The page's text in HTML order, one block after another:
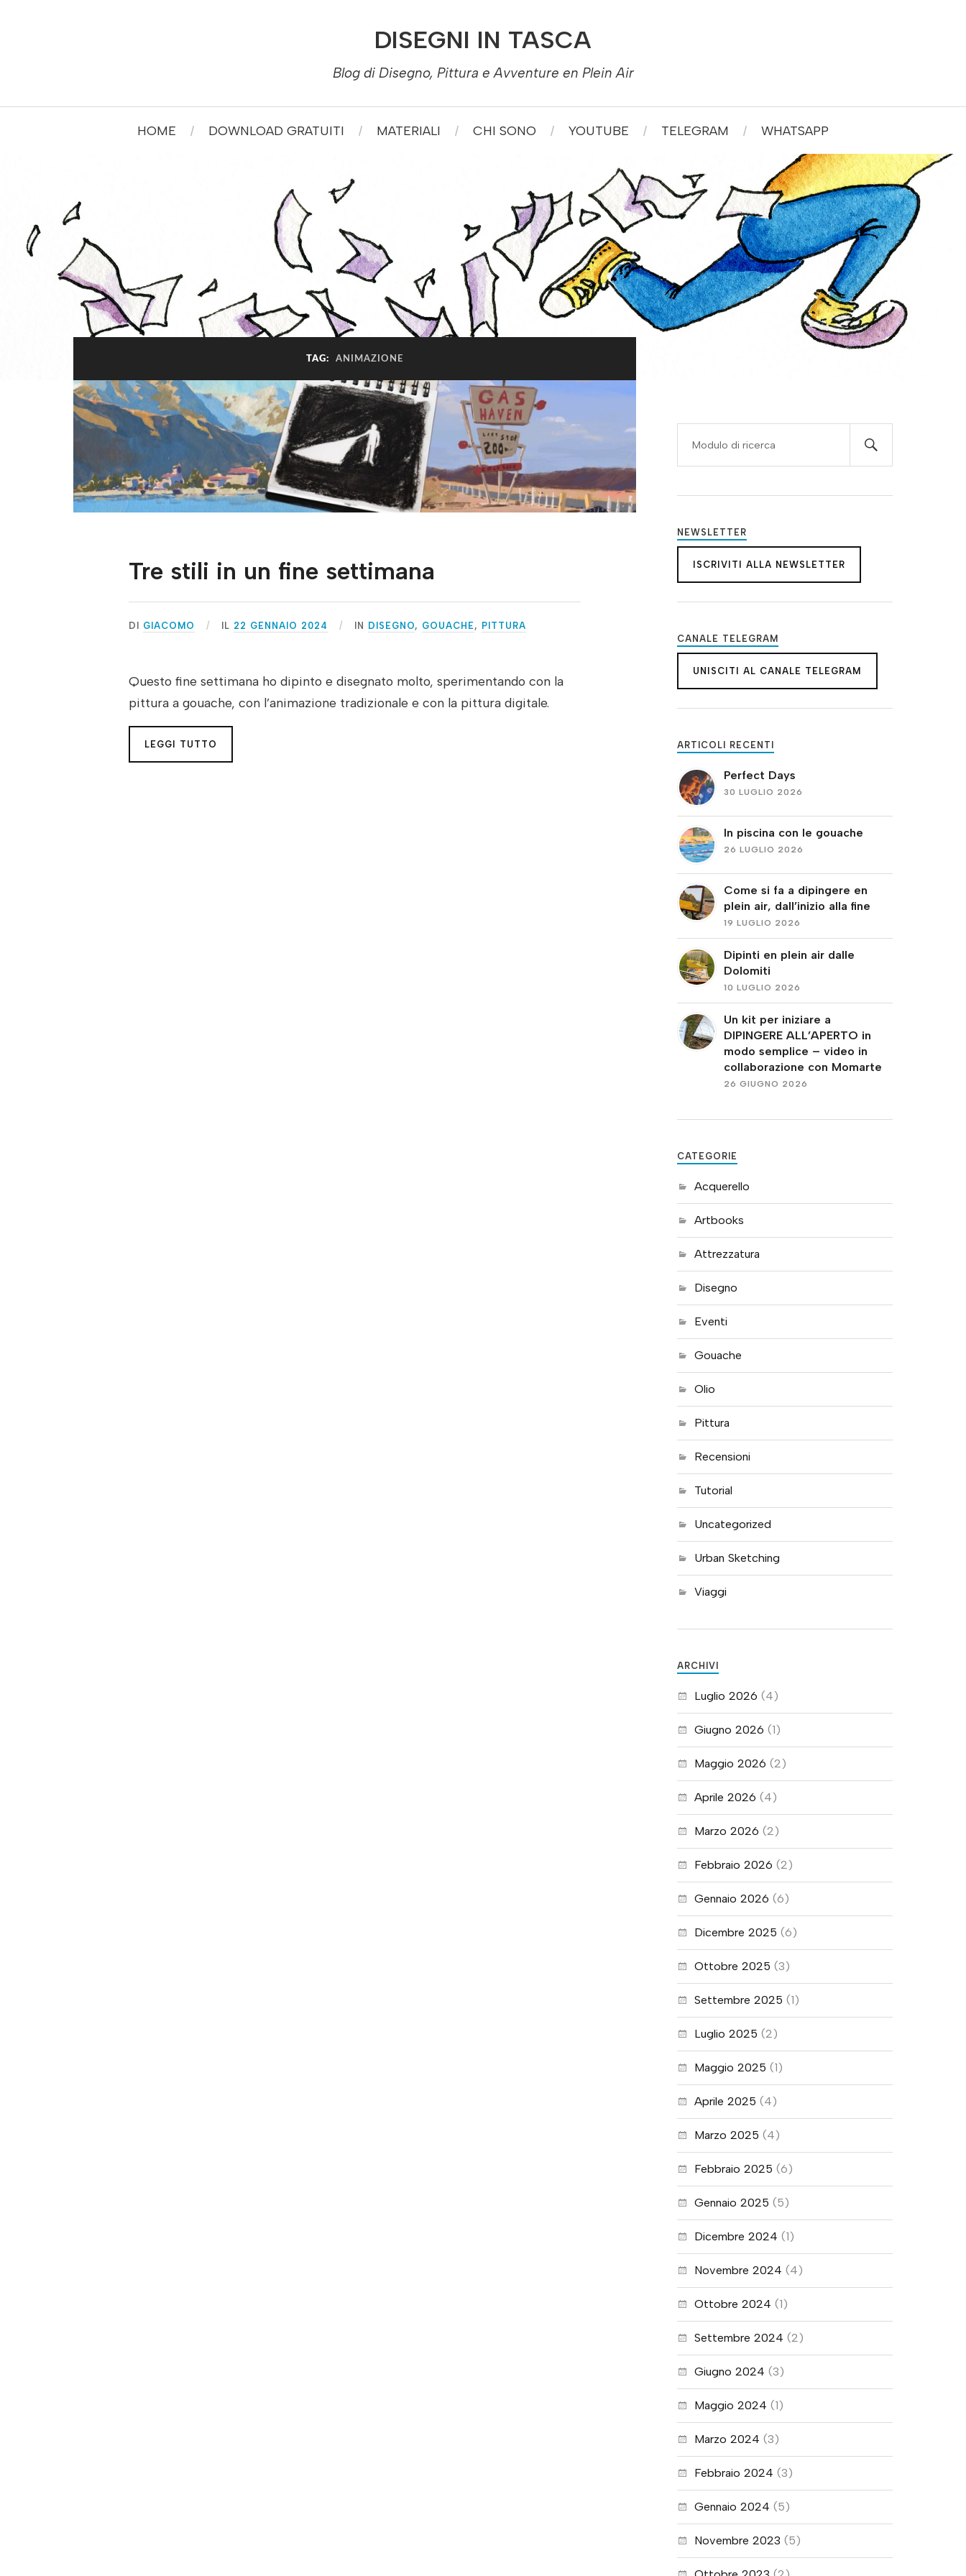
DISEGNI IN TASCA
Blog di Disegno, Pittura e Avventure en Plein Air
HOME DOWNLOAD GRATUITI MATERIALI CHI SONO YOUTUBE TELEGRAM WHATSAPP
TAG: ANIMAZIONE
Tre stili in un fine settimana
DI GIACOMO IL 22 GENNAIO 2024 IN DISEGNO, GOUACHE, PITTURA
Questo fine settimana ho dipinto e disegnato molto, sperimentando con la
pittura a gouache, con l’animazione tradizionale e con la pittura digitale.
LEGGI TUTTO
NEWSLETTER
ISCRIVITI ALLA NEWSLETTER
CANALE TELEGRAM
UNISCITI AL CANALE TELEGRAM
ARTICOLI RECENTI
Perfect Days
30 LUGLIO 2026
In piscina con le gouache
26 LUGLIO 2026
Come si fa a dipingere en
plein air, dall’inizio alla fine
19 LUGLIO 2026
Dipinti en plein air dalle
Dolomiti
10 LUGLIO 2026
Un kit per iniziare a
DIPINGERE ALL’APERTO in
modo semplice – video in
collaborazione con Momarte
26 GIUGNO 2026
CATEGORIE
Acquerello
Artbooks
Attrezzatura
Disegno
Eventi
Gouache
Olio
Pittura
Recensioni
Tutorial
Uncategorized
Urban Sketching
Viaggi
ARCHIVI
Luglio 2026 (4)
Giugno 2026 (1)
Maggio 2026 (2)
Aprile 2026 (4)
Marzo 2026 (2)
Febbraio 2026 (2)
Gennaio 2026 (6)
Dicembre 2025 (6)
Ottobre 2025 (3)
Settembre 2025 (1)
Luglio 2025 (2)
Maggio 2025 (1)
Aprile 2025 (4)
Marzo 2025 (4)
Febbraio 2025 (6)
Gennaio 2025 (5)
Dicembre 2024 (1)
Novembre 2024 (4)
Ottobre 2024 (1)
Settembre 2024 (2)
Giugno 2024 (3)
Maggio 2024 (1)
Marzo 2024 (3)
Febbraio 2024 (3)
Gennaio 2024 (5)
Novembre 2023 (5)